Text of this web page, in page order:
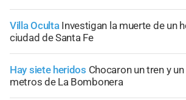
Villa Oculta Investigan la muerte de un
ciudad de Santa Fe
Hay siete heridos Chocaron un tren y
metros de La Bombonera